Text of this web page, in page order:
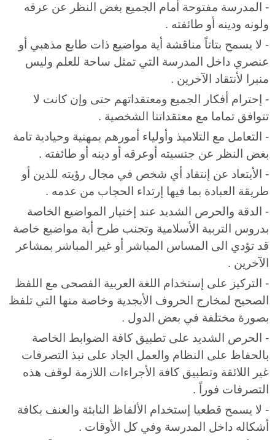
- المدرسة مفتوحة أمام الجميع بغض النظر عن عرقه
ولونه ودينه أو طائفته .
- لا يسمح بتاتاً مناقشة أية مواضيع ذات طابع مذهبي أو
عنصري داخل المدرسة التي تمثل ساحة للعلم وليس
منبرا لأنتقاد الآخرين .
- إحترام أفكار الجميع ومعتقداتهم حتى وإن كانت لا
تتوافق تماما مع معتقداتنا الشخصية .
- التعامل مع التلاميذ وأولياء أمورهم بمهنية وحيادية تامة
بغض النظر عن جنسيته أوعرقه أو دينه أو طائفته .
- الأبتعاد عن إنتقاد أي شخص في مجال رؤيته للدين أو
طريقة العبادة بما فيها إرتداء الحجاب من عدمه .
- الدقة والحرص الشديد عند إختيار المواضيع الخاصة
بدروس التربية الأسلامية وتجنب طرح أية مواضيع خاصة
قد تؤدي الى المساس المباشر أو غير المباشر بمشاعر
الآخرين .
- التركيز على إستخدام اللغة العربية الفصحى مع اللفظ
الصحيح لمخارج الحروف الأبجدية وخاصة منها التي تلفظ
بصورة مختلفة في بعض الدول .
- الحرص الشديد على تطبيق كافة الضوابط الخاصة
بالحفاظ على النظام والعمل الجاد على نبذ التصرفات
غير اللائقة وتطبيق كافة الأجراءات اللازمة لوقف هذه
التصرفات فوراً .
- لا يسمح قطعيا إستخدام الألفاظ النابئة والعنف بكافة
أشكاله داخل المدرسة وفي كل الأوقات .